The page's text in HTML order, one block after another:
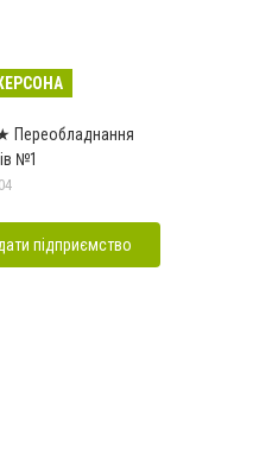
Переобладнання
№1
підприємство